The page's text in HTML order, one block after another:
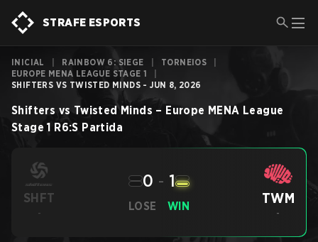
STRAFE ESPORTS
INICIAL RAINBOW 6: SIEGE TORNEIOS
EUROPE MENA LEAGUE STAGE 1
SHIFTERS VS TWISTED MINDS - JUN 8, 2026
Shifters vs Twisted Minds – Europe MENA League
Stage 1 R6:S Partida
SHFT
-
LOSE
0 - 1
WIN TWM
-